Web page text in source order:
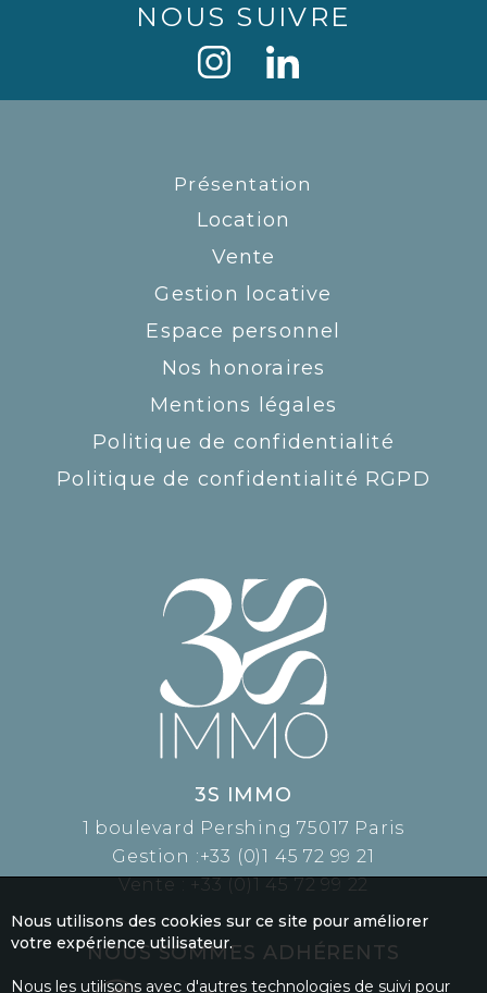
NOUS SUIVRE
Présentation
Location
Vente
Gestion locative
Espace personnel
Nos honoraires
Mentions légales
Politique de confidentialité
Politique de confidentialité RGPD
3S IMMO
1 boulevard Pershing 75017 Paris
Gestion :+33 (0)1 45 72 99 21
Vente :+33 (0)1 45 72 99 22
NOUS SOMMES ADHÉRENTS
Nous utilisons des cookies sur ce site pour améliorer
votre expérience utilisateur.
Nous les utilisons avec d'autres technologies de suivi pour